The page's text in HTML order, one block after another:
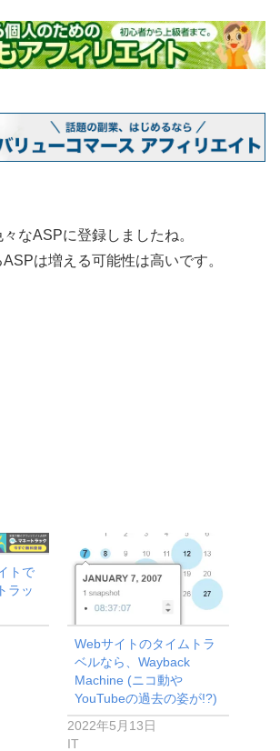
なASPに登録しましたね。
は増える可能性は高いです。
トで
ラッ
Webサイトのタイムトラ
ベルなら、Wayback
Machine (ニコ動や
YouTubeの過去の姿が!?)
2022年5月13日
IT